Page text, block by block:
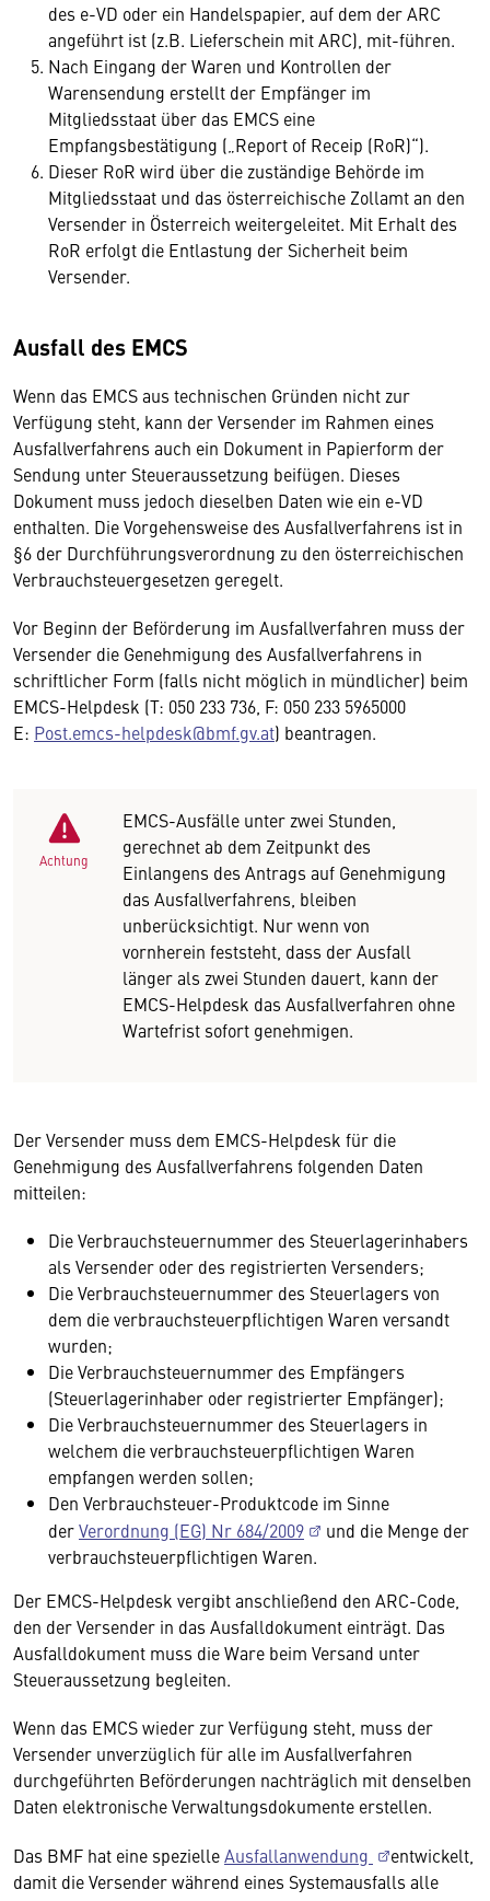
des e-VD oder ein Handelspapier, auf dem der ARC
angeführt ist (z.B. Lieferschein mit ARC), mit-führen.
Nach Eingang der Waren und Kontrollen der
Warensendung erstellt der Empfänger im
Mitgliedsstaat über das EMCS eine
Empfangsbestätigung („Report of Receip (RoR)“).
Dieser RoR wird über die zuständige Behörde im
Mitgliedsstaat und das österreichische Zollamt an den
Versender in Österreich weitergeleitet. Mit Erhalt des
RoR erfolgt die Entlastung der Sicherheit beim
Versender.
Ausfall des EMCS
Wenn das EMCS aus technischen Gründen nicht zur
Verfügung steht, kann der Versender im Rahmen eines
Ausfallverfahrens auch ein Dokument in Papierform der
Sendung unter Steueraussetzung beifügen. Dieses
Dokument muss jedoch dieselben Daten wie ein e-VD
enthalten. Die Vorgehensweise des Ausfallverfahrens ist in
§6 der Durchführungsverordnung zu den österreichischen
Verbrauchsteuergesetzen geregelt.
Vor Beginn der Beförderung im Ausfallverfahren muss der
Versender die Genehmigung des Ausfallverfahrens in
schriftlicher Form (falls nicht möglich in mündlicher) beim
EMCS-Helpdesk (T: 050 233 736, F: 050 233 5965000
E: Post.emcs-helpdesk@bmf.gv.at) beantragen.
Achtung
EMCS-Ausfälle unter zwei Stunden,
gerechnet ab dem Zeitpunkt des
Einlangens des Antrags auf Genehmigung
das Ausfallverfahrens, bleiben
unberücksichtigt. Nur wenn von
vornherein feststeht, dass der Ausfall
länger als zwei Stunden dauert, kann der
EMCS-Helpdesk das Ausfallverfahren ohne
Wartefrist sofort genehmigen.
Der Versender muss dem EMCS-Helpdesk für die
Genehmigung des Ausfallverfahrens folgenden Daten
mitteilen:
Die Verbrauchsteuernummer des Steuerlagerinhabers
als Versender oder des registrierten Versenders;
Die Verbrauchsteuernummer des Steuerlagers von
dem die verbrauchsteuerpflichtigen Waren versandt
wurden;
Die Verbrauchsteuernummer des Empfängers
(Steuerlagerinhaber oder registrierter Empfänger);
Die Verbrauchsteuernummer des Steuerlagers in
welchem die verbrauchsteuerpflichtigen Waren
empfangen werden sollen;
Den Verbrauchsteuer-Produktcode im Sinne
derVerordnung (EG) Nr 684/2009
und die Menge der
verbrauchsteuerpflichtigen Waren.
Der EMCS-Helpdesk vergibt anschließend den ARC-Code,
den der Versender in das Ausfalldokument einträgt. Das
Ausfalldokument muss die Ware beim Versand unter
Steueraussetzung begleiten.
Wenn das EMCS wieder zur Verfügung steht, muss der
Versender unverzüglich für alle im Ausfallverfahren
durchgeführten Beförderungen nachträglich mit denselben
Daten elektronische Verwaltungsdokumente erstellen.
Das BMF hat eine spezielleAusfallanwendung
entwickelt,
damit die Versender während eines Systemausfalls alle